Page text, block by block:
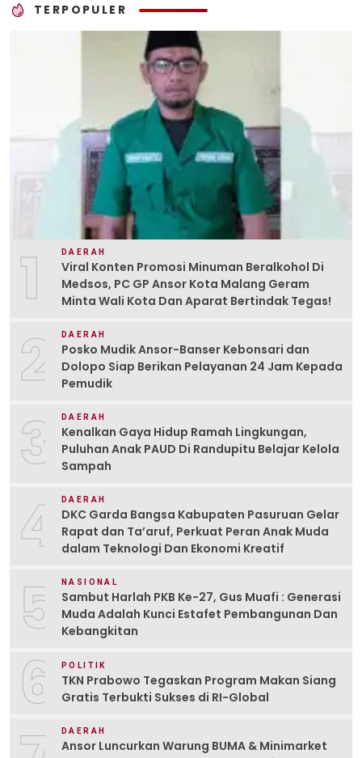
TERPOPULER
1 DAERAH
Viral Konten Promosi Minuman Beralkohol Di
Medsos, PC GP Ansor Kota Malang Geram
Minta Wali Kota Dan Aparat Bertindak Tegas!
2 DAERAH
Posko Mudik Ansor-Banser Kebonsari dan
Dolopo Siap Berikan Pelayanan 24 Jam Kepada
Pemudik
3 DAERAH
Kenalkan Gaya Hidup Ramah Lingkungan,
Puluhan Anak PAUD Di Randupitu Belajar Kelola
Sampah
4 DAERAH
DKC Garda Bangsa Kabupaten Pasuruan Gelar
Rapat dan Ta’aruf, Perkuat Peran Anak Muda
dalam Teknologi Dan Ekonomi Kreatif
5 NASIONAL
Sambut Harlah PKB Ke-27, Gus Muafi : Generasi
Muda Adalah Kunci Estafet Pembangunan Dan
Kebangkitan
6 POLITIK
TKN Prabowo Tegaskan Program Makan Siang
Gratis Terbukti Sukses di RI-Global
DAERAH
Ansor Luncurkan Warung BUMA & Minimarket